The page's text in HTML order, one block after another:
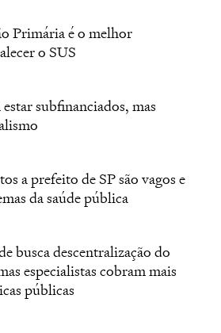
Primária é o melhor
o SUS
subfinanciados, mas
a prefeito de SP são vagos e
da saúde pública
busca descentralização do
especialistas cobram mais
públicas